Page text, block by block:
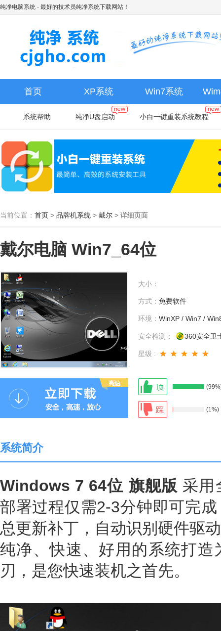
纯净电脑系统 - 最好的技术员纯净系统下载网站！
首页 XP系统 Win7系统
系统帮助 纯净U盘启动 小白一键重装系统教程
当前位置： 首页 > 品牌机系统 > 戴尔 > 详细页面
戴尔电脑 Win7_64位
大小：
方式： 免费软件
环境： WinXP / Win7 /
安全检测： 360安全卫
星级 :
(1%)
系统简介
Windows 7 64位 旗舰版 采用
部署过程仅需2-3分钟即可完
总更新补丁，自动识别硬件驱
纯净、快速、好用的系统打
刃，是您快速装机之首先。